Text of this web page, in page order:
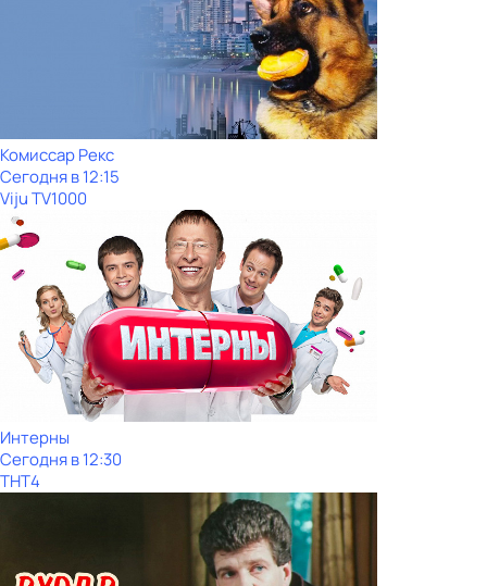
Комиссар Рекс
Сегодня в 12:15
Viju TV1000
Интерны
Сегодня в 12:30
ТНТ4